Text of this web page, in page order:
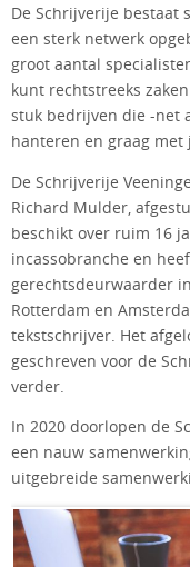
De Schrijverije bestaat
een sterk netwerk
groot aantal
kunt rechtstreeks
stuk bedrijven die -net
hanteren en graag met
De Schrijverije
Richard Mulder,
beschikt over ruim 16
incassobranche en
gerechtsdeurwaarder
Rotterdam en
tekstschrijver. Het
geschreven voor de
verder.
In 2020 doorlopen de
een nauw
uitgebreide